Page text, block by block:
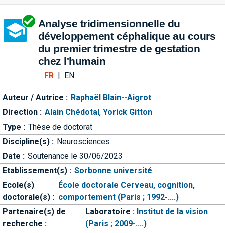
Aller directement à la barre
Analyse tridimensionnelle du
développement céphalique au cours
du premier trimestre de gestation
chez l'humain
FR| EN
Auteur / Autrice : Raphaël Blain--Aigrot
Direction : Alain Chédotal , Yorick Gitton
Type : Thèse de doctorat
Discipline(s) : Neurosciences
Date : Soutenance le 30/06/2023
Etablissement(s) : Sorbonne université
Ecole(s)
doctorale(s) :
École doctorale Cerveau, cognition,
comportement (Paris ; 1992-....)
Partenaire(s) de
recherche :
Laboratoire : Institut de la vision
(Paris ; 2009-....)